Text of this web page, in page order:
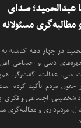
عبدالحمید؛ صدای
مسئولانه
در چهار دهه گذشته
چهره‌های دینی و اجتماعی
ملی، عدالت، گفت‌وگو،
حقوق مردم تأکید کرده
شخصیتی، اجتماعی و فکری
مردم‌داری و مطالبه‌گری